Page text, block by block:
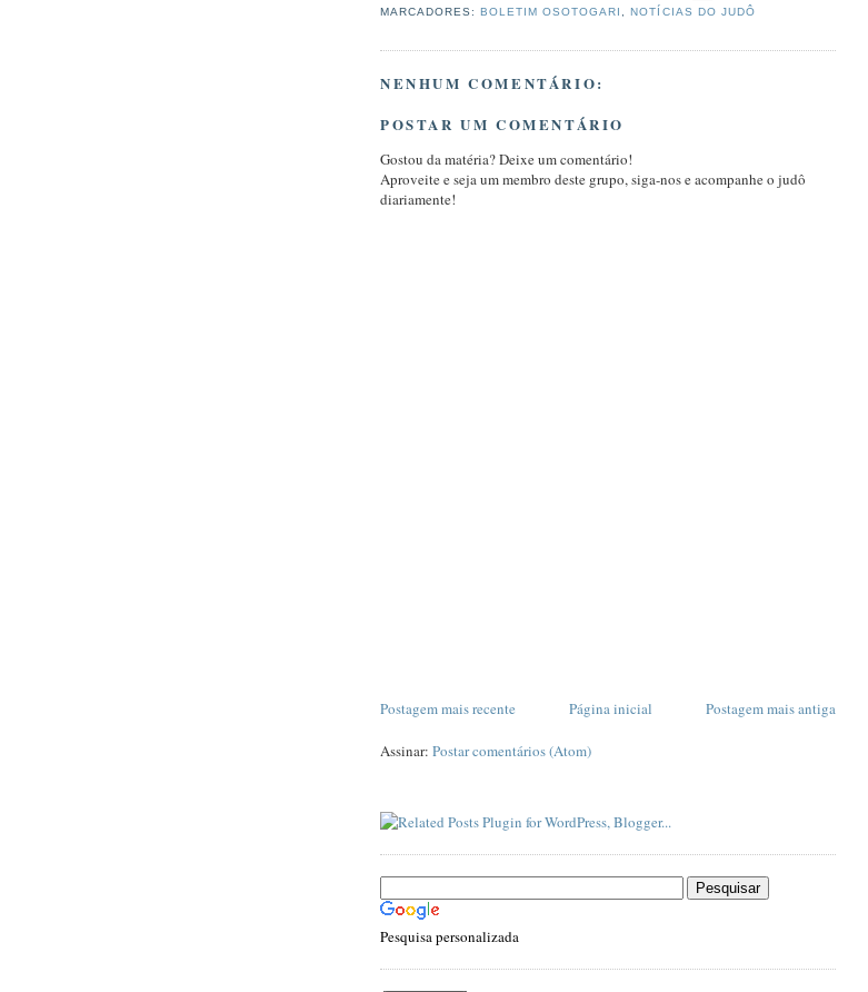
MARCADORES:BOLETIM OSOTOGARI ,NOTÍCIAS DO JUDÔ
NENHUM COMENTÁRIO:
POSTAR UM COMENTÁRIO
Gostou da matéria? Deixe um comentário!
Aproveite e seja um membro deste grupo, siga-nos e acompanhe o judô
diariamente!
Postagem mais recente Postagem mais antiga
Página inicial
Assinar: Postar comentários (Atom)
Pesquisa personalizada